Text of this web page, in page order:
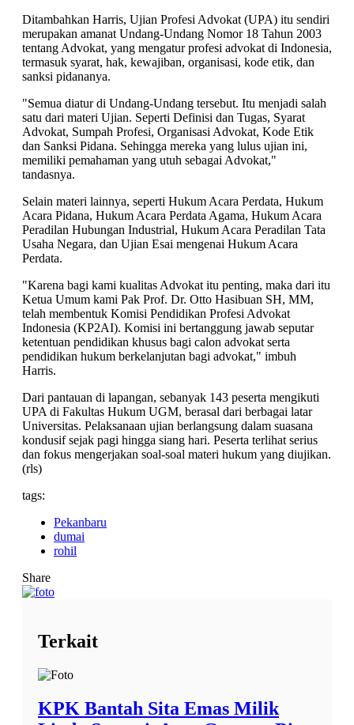
Ditambahkan Harris, Ujian Profesi Advokat (UPA) itu sendiri
merupakan amanat Undang-Undang Nomor 18 Tahun 2003
tentang Advokat, yang mengatur profesi advokat di Indonesia,
termasuk syarat, hak, kewajiban, organisasi, kode etik, dan
sanksi pidananya.
"Semua diatur di Undang-Undang tersebut. Itu menjadi salah
satu dari materi Ujian. Seperti Definisi dan Tugas, Syarat
Advokat, Sumpah Profesi, Organisasi Advokat, Kode Etik
dan Sanksi Pidana. Sehingga mereka yang lulus ujian ini,
memiliki pemahaman yang utuh sebagai Advokat,"
tandasnya.
Selain materi lainnya, seperti Hukum Acara Perdata, Hukum
Acara Pidana, Hukum Acara Perdata Agama, Hukum Acara
Peradilan Hubungan Industrial, Hukum Acara Peradilan Tata
Usaha Negara, dan Ujian Esai mengenai Hukum Acara
Perdata.
"Karena bagi kami kualitas Advokat itu penting, maka dari itu
Ketua Umum kami Pak Prof. Dr. Otto Hasibuan SH, MM,
telah membentuk Komisi Pendidikan Profesi Advokat
Indonesia (KP2AI). Komisi ini bertanggung jawab seputar
ketentuan pendidikan khusus bagi calon advokat serta
pendidikan hukum berkelanjutan bagi advokat," imbuh
Harris.
Dari pantauan di lapangan, sebanyak 143 peserta mengikuti
UPA di Fakultas Hukum UGM, berasal dari berbagai latar
Universitas. Pelaksanaan ujian berlangsung dalam suasana
kondusif sejak pagi hingga siang hari. Peserta terlihat serius
dan fokus mengerjakan soal-soal materi hukum yang diujikan.
(rls)
tags:
Pekanbaru
dumai
rohil
Share
Terkait
KPK Bantah Sita Emas Milik